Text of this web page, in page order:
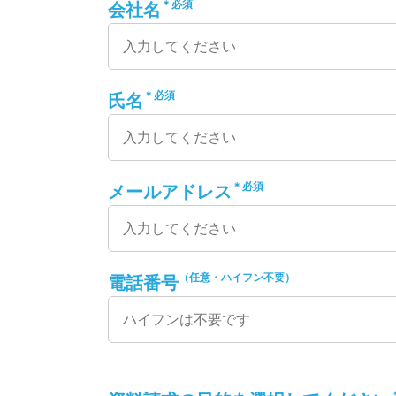
会社名 ＊必須
氏名 ＊必須
メールアドレス ＊必須
電話番号 （任意・ハイフン不要）